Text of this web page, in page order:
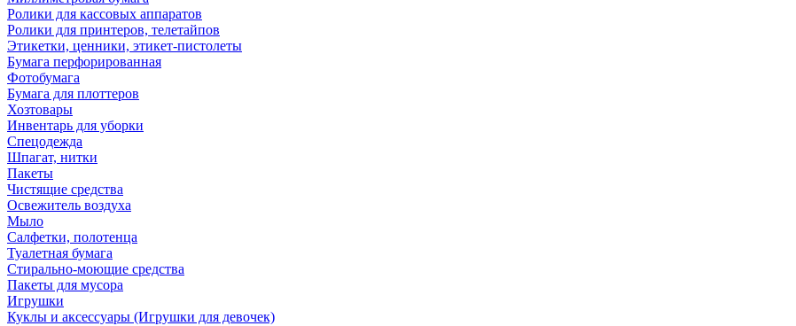
Ролики для кассовых аппаратов
Ролики для принтеров, телетайпов
Этикетки, ценники, этикет-пистолеты
Бумага перфорированная
Фотобумага
Бумага для плоттеров
Хозтовары
Инвентарь для уборки
Спецодежда
Шпагат, нитки
Пакеты
Чистящие средства
Освежитель воздуха
Мыло
Салфетки, полотенца
Туалетная бумага
Стирально-моющие средства
Пакеты для мусора
Игрушки
Куклы и аксессуары (Игрушки для девочек)